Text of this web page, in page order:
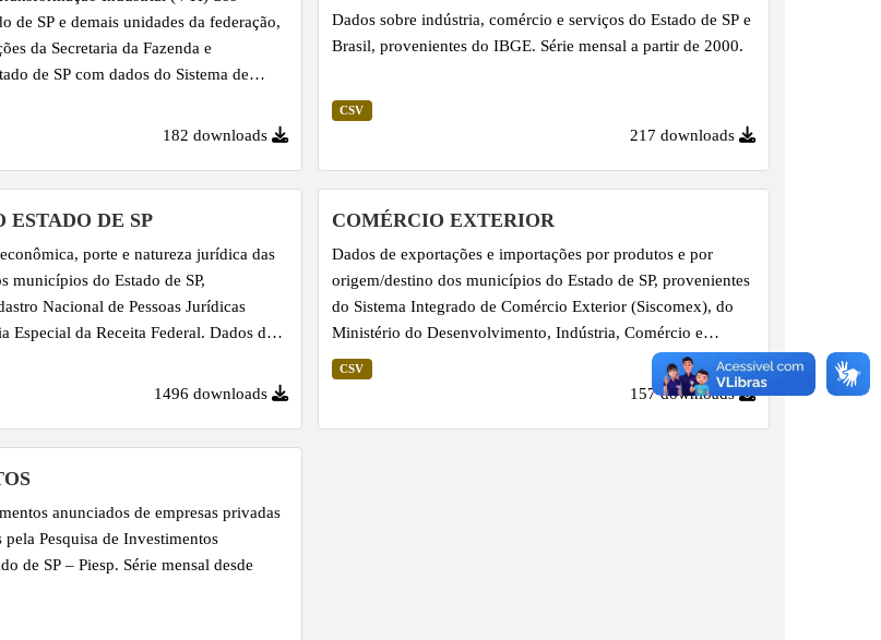
de SP e demais unidades da federação,
da Secretaria da Fazenda e
de SP com dados do Sistema de
IBGE. Série anual a partir de 2002.
182 downloads
Dados sobre indústria, comércio e serviços do Estado de SP e
Brasil, provenientes do IBGE. Série mensal a partir de 2000.
CSV
217 downloads
ESTADO DE SP
porte e natureza jurídica das
municípios do Estado de SP,
Nacional de Pessoas Jurídicas
Especial da Receita Federal. Dados do
1496 downloads
COMÉRCIO EXTERIOR
Dados de exportações e importações por produtos e por
origem/destino dos municípios do Estado de SP, provenientes
do Sistema Integrado de Comércio Exterior (Siscomex), do
Ministério do Desenvolvimento, Indústria, Comércio e
Serviços (MDIC). Série anual referente aos últimos dez anos.
CSV
157 downloads
anunciados de empresas privadas
Pesquisa de Investimentos
de SP – Piesp. Série mensal desde